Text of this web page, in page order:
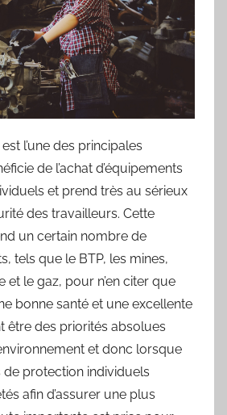
l’une des principales
de l’achat d’équipements
et prend très au sérieux
des travailleurs. Cette
un certain nombre de
tels que le BTP, les mines,
et le gaz, pour n’en citer que
bonne santé et une excellente
être des priorités absolues
et donc lorsque
protection individuels
afin d’assurer une plus